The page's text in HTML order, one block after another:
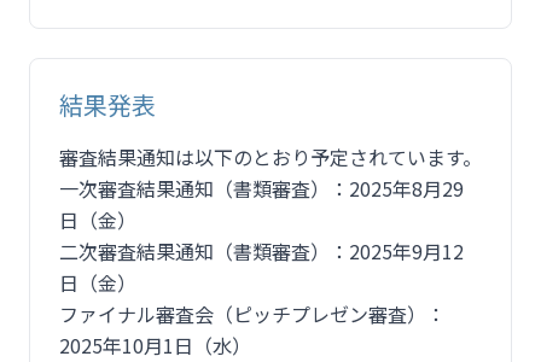
結果発表
審査結果通知は以下のとおり予定されています。
一次審査結果通知（書類審査）：2025年8月29
日（金）
二次審査結果通知（書類審査）：2025年9月12
日（金）
ファイナル審査会（ピッチプレゼン審査）：
2025年10月1日（水）